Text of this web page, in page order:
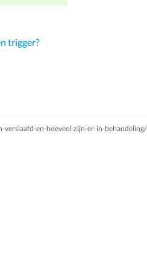
trigger?
en-hoeveel-zijn-er-in-behandeling/